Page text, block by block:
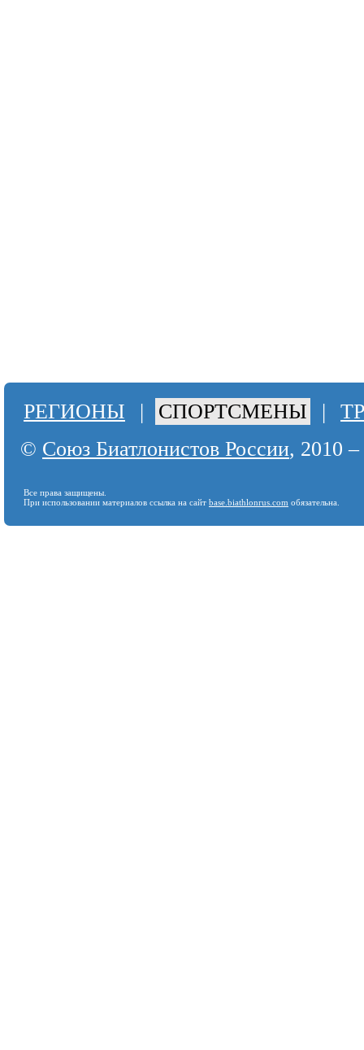
РЕГИОНЫ | СПОРТСМЕНЫ |
© Союз Биатлонистов России, 2010
Все права защищены.
При использовании материалов ссылка на сайт base.biathlonrus.com обязательна.